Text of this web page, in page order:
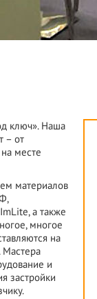
ключ». Наша
– от
месте
материалов
а также
многое
на
Мастера
и
застройки